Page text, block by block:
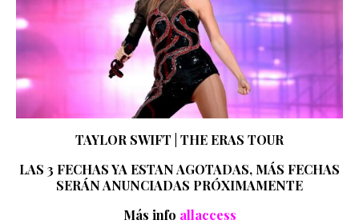
TAYLOR SWIFT | THE ERAS TOUR
LAS 3 FECHAS YA ESTAN AGOTADAS, MÁS FECHAS
SERÁN ANUNCIADAS PRÓXIMAMENTE
Más info allaccess